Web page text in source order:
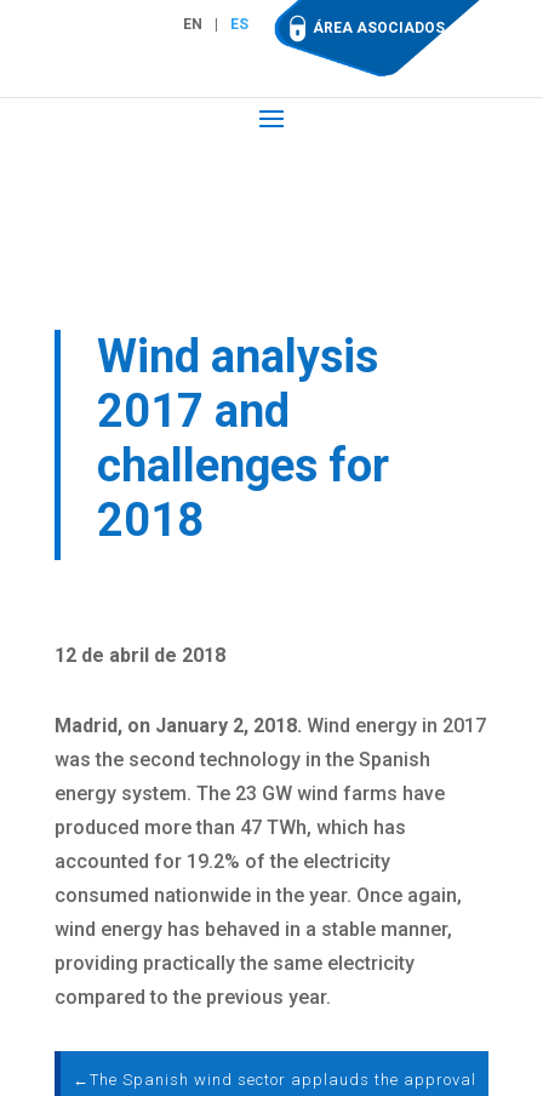
EN ES ÁREA ASOCIADOS
Wind analysis
2017 and
challenges for
2018
12 de abril de 2018
Madrid, on January 2, 2018. Wind energy in 2017
was the second technology in the Spanish
energy system. The 23 GW wind farms have
produced more than 47 TWh, which has
accounted for 19.2% of the electricity
consumed nationwide in the year. Once again,
wind energy has behaved in a stable manner,
providing practically the same electricity
compared to the previous year.
← The Spanish wind sector applauds the approval